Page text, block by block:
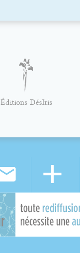
Éditions DésIris